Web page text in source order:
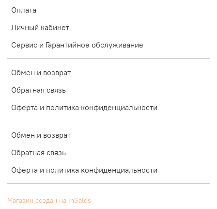
Оплата
Личный кабинет
Сервис и Гарантийное обслуживание
Обмен и возврат
Обратная связь
Оферта и политика конфиденциальности
Обмен и возврат
Обратная связь
Оферта и политика конфиденциальности
Магазин создан на inSales